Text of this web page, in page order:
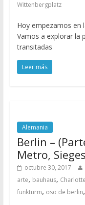
Wittenbergplatz
Hoy empezamos en
Vamos a explorar la
transitadas
Leer más
Alemania
Berlin –
Metro,
octubre 30, 2017
arte, bauhaus,
funkturm, oso de berlin,